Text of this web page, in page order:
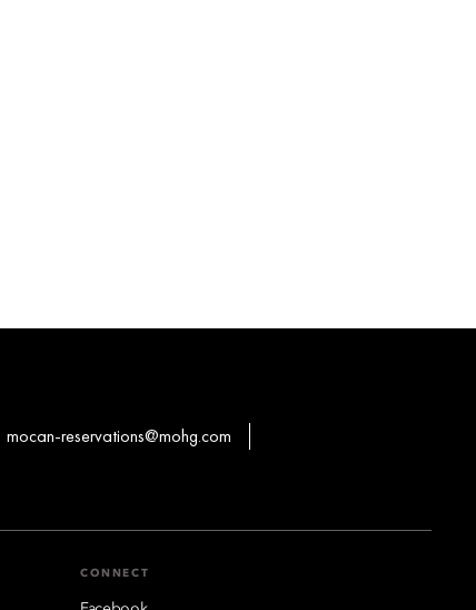
mocan-reservations@mohg.com
CONNECT